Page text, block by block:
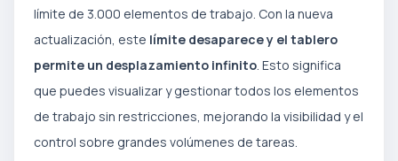
límite de 3.000 elementos de trabajo. Con la nueva
actualización, este límite desaparece y el tablero
permite un desplazamiento infinito. Esto significa
que puedes visualizar y gestionar todos los elementos
de trabajo sin restricciones, mejorando la visibilidad y el
control sobre grandes volúmenes de tareas.